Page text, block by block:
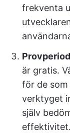
frekventa
är gratis.
för de
verktyget
själv
effektivitet.